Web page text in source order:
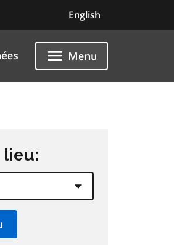
English
Menu
lieu: